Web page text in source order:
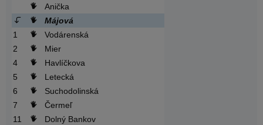
Anička
Májová
1
Vodárenská
2
Mier
4
Havlíčkova
5
Letecká
6
Suchodolinská
7
Čermeľ
11
Dolný Bankov